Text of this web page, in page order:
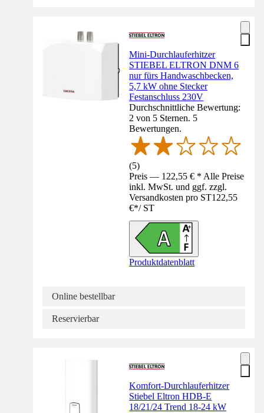
Mini-Durchlauferhitzer
STIEBEL ELTRON DNM 6
nur fürs Handwaschbecken,
5,7 kW ohne Stecker
Festanschluss 230V
Durchschnittliche Bewertung:
2 von 5 Sternen. 5
Bewertungen.
(5)
Preis — 122,55 € * Alle Preise
inkl. MwSt. und ggf. zzgl.
Versandkosten pro ST122,55
€*/ ST
Produktdatenblatt
Online bestellbar
Reservierbar
Komfort-Durchlauferhitzer
Stiebel Eltron HDB-E
18/21/24 Trend 18-24 kW